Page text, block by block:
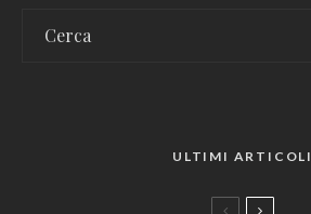
ULTIMI ARTICOLI